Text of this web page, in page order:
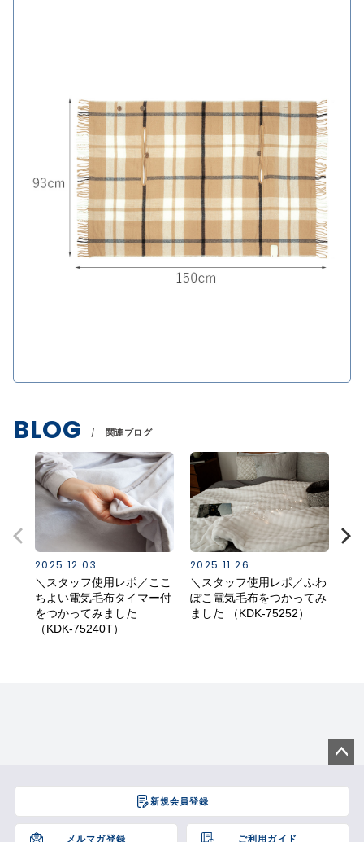
BLOG 関連ブログ
2025.12.03
＼スタッフ使用レポ／ここ
ちよい電気毛布タイマー付
をつかってみました
（KDK-75240T）
2025.11.26
＼スタッフ使用レポ／ふわ
ぽこ電気毛布をつかってみ
ました （KDK-75252）
新規会員登録
メルマガ登録 ご利用ガイド
ジト
へ